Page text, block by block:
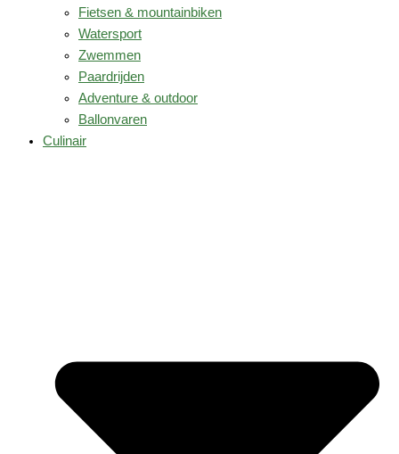
Fietsen & mountainbiken
Watersport
Zwemmen
Paardrijden
Adventure & outdoor
Ballonvaren
Culinair